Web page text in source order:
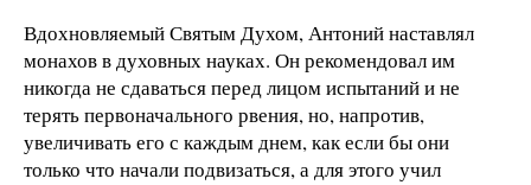
Вдохновляемый Святым Духом, Антоний наставлял
монахов в духовных науках. Он рекомендовал им
никогда не сдаваться перед лицом испытаний и не
терять первоначального рвения, но, напротив,
увеличивать его с каждым днем, как если бы они
только что начали подвизаться, а для этого учил